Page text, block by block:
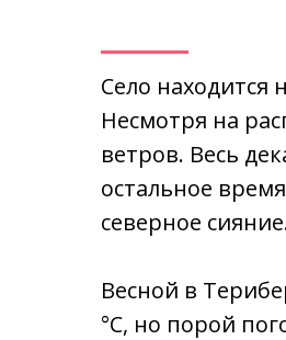
Село находится
Несмотря на
ветров. Весь
остальное
северное
Весной в
°C, но порой